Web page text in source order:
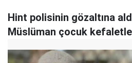
Hint polisinin gözaltına
Müslüman çocuk